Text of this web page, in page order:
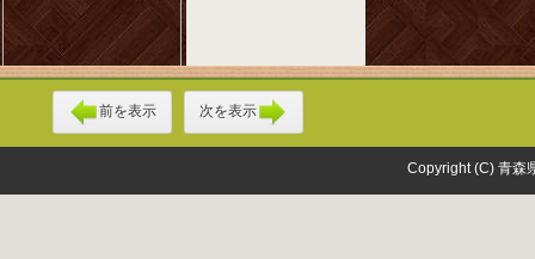
前を表示 次を表示
Copyright (C) 青森